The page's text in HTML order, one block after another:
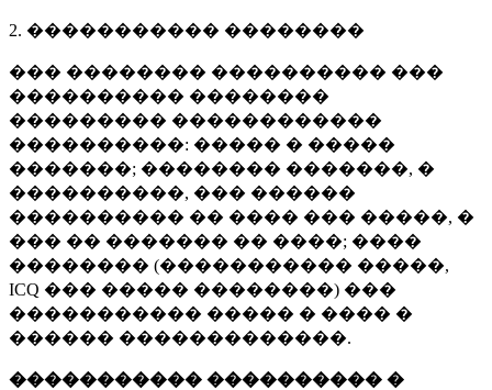
2. ����������� ��������
��� �������� ���������� ���
���������� ��������
��������� ������������
����������: ����� � �����
�������; �������� �������, �
����������, ��� ������
���������� �� ���� ��� �����, �
��� �� ������� �� ����; ����
�������� (����������� �����,
ICQ ��� ����� ��������) ���
����������� ����� � ���� �
������ �������������.
����������� ���������� �